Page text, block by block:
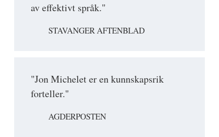
av effektivt språk."
STAVANGER AFTENBLAD
"Jon Michelet er en kunnskapsrik
forteller."
AGDERPOSTEN